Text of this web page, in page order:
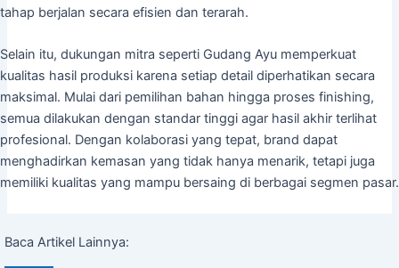
tahap berjalan secara efisien dan terarah.
Selain itu, dukungan mitra seperti Gudang Ayu memperkuat
kualitas hasil produksi karena setiap detail diperhatikan secara
maksimal. Mulai dari pemilihan bahan hingga proses finishing,
semua dilakukan dengan standar tinggi agar hasil akhir terlihat
profesional. Dengan kolaborasi yang tepat, brand dapat
menghadirkan kemasan yang tidak hanya menarik, tetapi juga
memiliki kualitas yang mampu bersaing di berbagai segmen pasar.
Baca Artikel Lainnya: